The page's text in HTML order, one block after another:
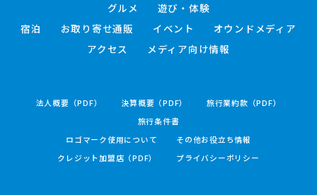
グルメ
遊び・体験
宿泊
お取り寄せ通販 イベント
オウンドメディア
アクセス
メディア向け情報
法人概要（PDF） 決算概要（PDF）
旅行業約款（PDF）
旅行条件書
ロゴマーク使用について
その他お役立ち情報
クレジット加盟店（PDF）
プライバシーポリシー